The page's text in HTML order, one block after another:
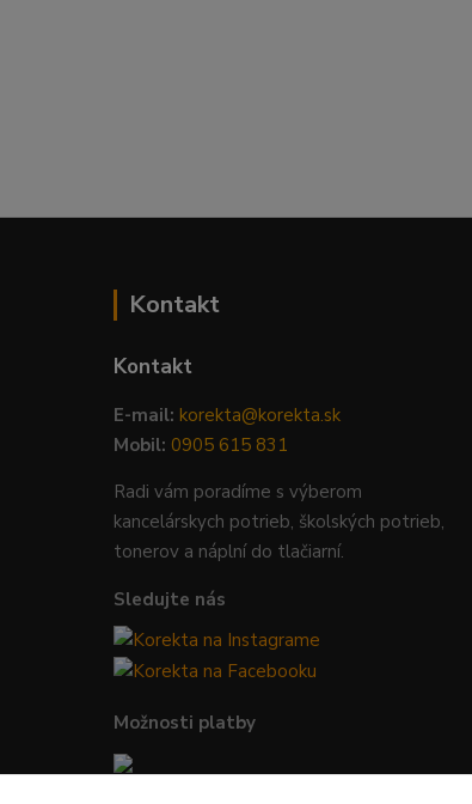
Kontakt
Kontakt
E-mail: korekta@korekta.sk
Mobil: 0905 615 831
Radi vám poradíme s výberom
kancelárskych potrieb, školských potrieb,
tonerov a náplní do tlačiarní.
Sledujte nás
Možnosti platby